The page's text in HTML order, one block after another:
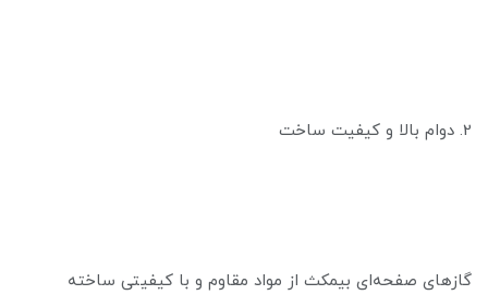
2. دوام بالا و کیفیت ساخت
گازهای صفحه‌ای بیمکث از مواد مقاوم و با کیفیتی ساخته